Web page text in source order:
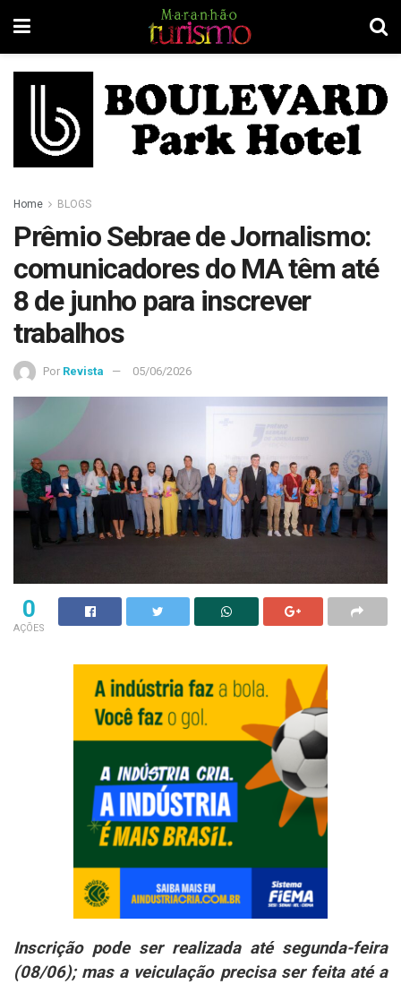
Home BLOGS
Prêmio Sebrae de Jornalismo:
comunicadores do MA têm até
8 de junho para inscrever
trabalhos
Por Revista 05/06/2026
0
AÇÕES
Inscrição pode ser realizada até segunda-feira
(08/06); mas a veiculação precisa ser feita até a